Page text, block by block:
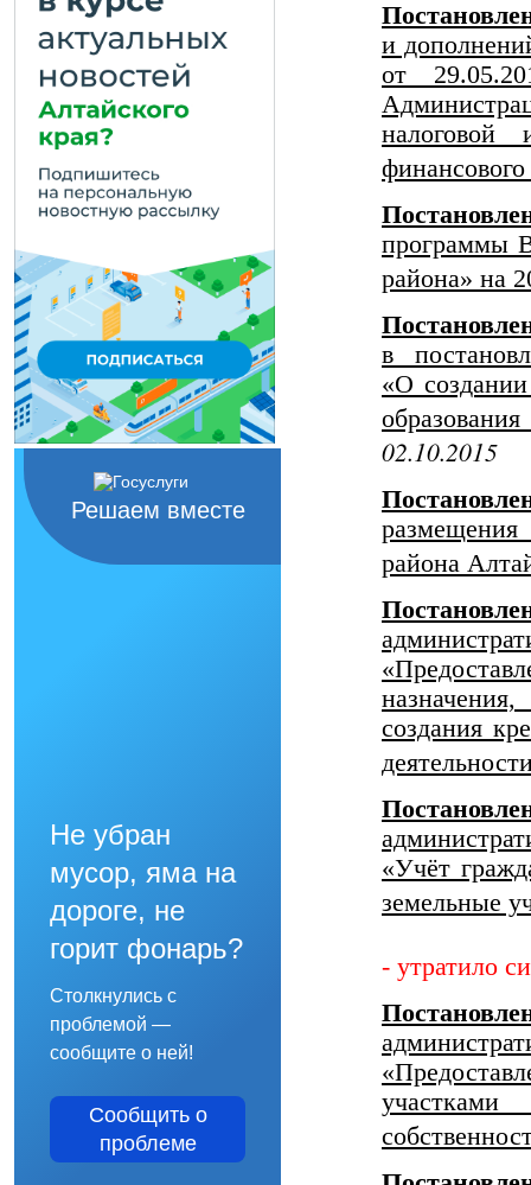
Решаем вместе
Не убран
мусор, яма на
дороге, не
горит фонарь?
Столкнулись с
проблемой —
сообщите о ней!
Сообщить о
проблеме
и
от
налоговой
программы
района» на
в
«О
02.10.2015
размещения
района
создания
«Учёт
земельные
- утратило